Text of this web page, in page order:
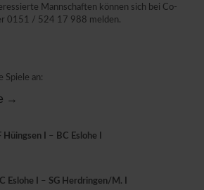
Mannschaften können sich bei Co-
0151 / 524 17 988 melden.
Spiele an:
→
Hüingsen I – BC Eslohe I
Eslohe I – SG Herdringen/M. I